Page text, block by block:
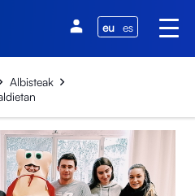
eu es
Albisteak